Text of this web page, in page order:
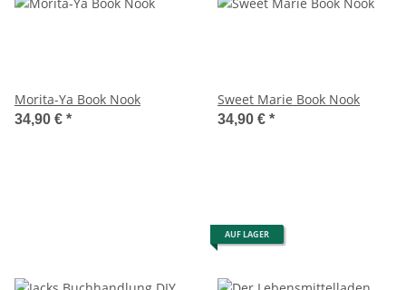
Morita-Ya Book Nook
34,90 € *
Sweet Marie Book Nook
34,90 € *
AUF LAGER